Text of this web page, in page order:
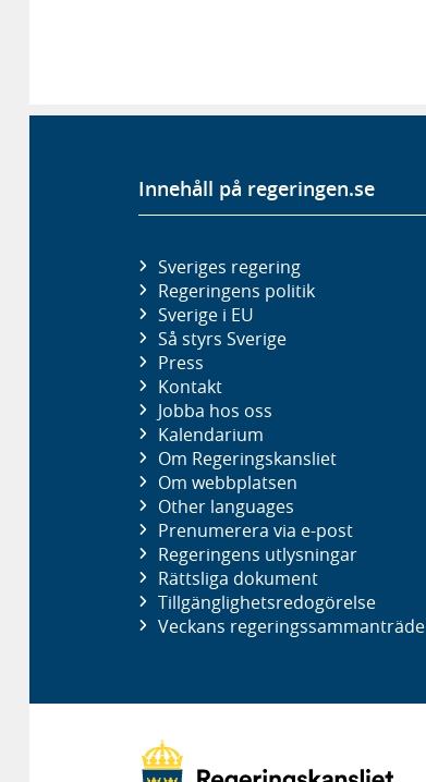
Innehåll på regeringen.se
Sveriges regering
Regeringens politik
Sverige i EU
Så styrs Sverige
Press
Kontakt
Jobba hos oss
Kalendarium
Om Regeringskansliet
Om webbplatsen
Other languages
Prenumerera via e-post
Regeringens utlysningar
Rättsliga dokument
Tillgänglighetsredogörelse
Veckans regeringssammanträde